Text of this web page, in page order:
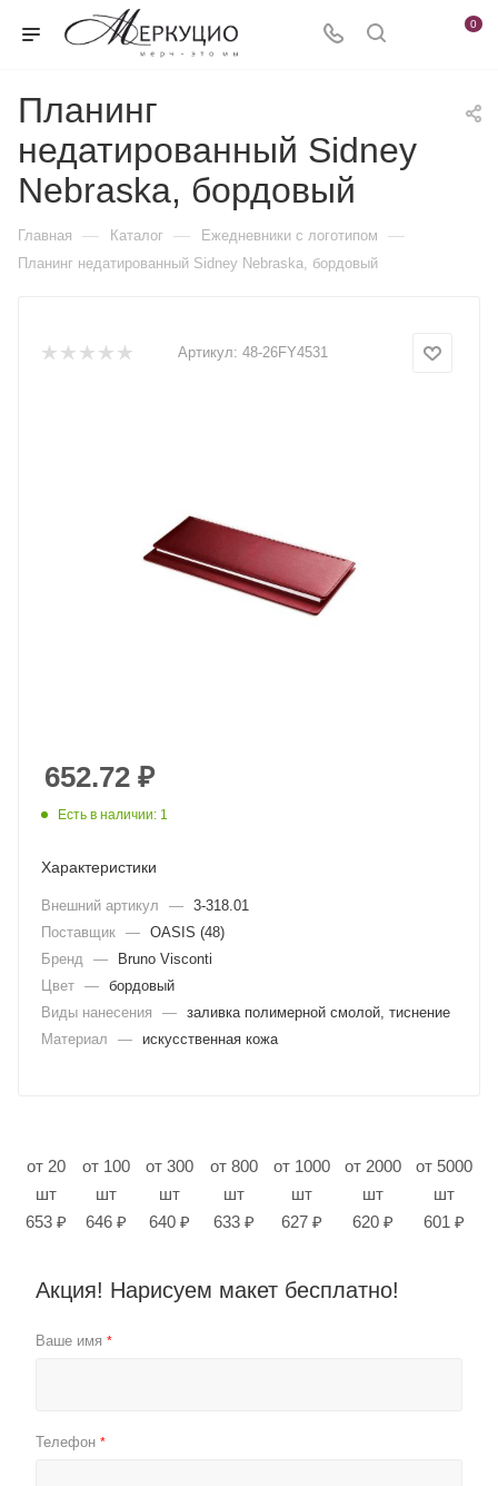
0
Планинг
недатированный Sidney
Nebraska, бордовый
Главная — Каталог — Ежедневники c логотипом —
Планинг недатированный Sidney Nebraska, бордовый
Артикул: 48-26FY4531
652.72 ₽
Есть в наличии: 1
Характеристики
Внешний артикул — 3-318.01
Поставщик — OASIS (48)
Бренд
—
Bruno Visconti
Цвет — бордовый
Виды нанесения
— заливка полимерной смолой, тиснение
Материал
— искусственная кожа
от 20
шт
653 ₽
от 100
шт
646 ₽
от 300
шт
640 ₽
от 800
шт
633 ₽
от 1000
шт
627 ₽
от 2000
шт
620 ₽
от 5000
шт
601 ₽
Акция! Нарисуем макет бесплатно!
Ваше имя *
Телефон *